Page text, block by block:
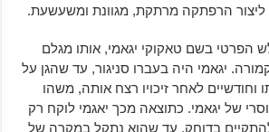
ליצור הרפתקה מרתקת, מגוונת ומשעשעת.
בשם טאקוקי יגאמי, אותו מגלם
יגאמי היה בעברו סניגור, עד שהגן על
לאחר זיכויו רצח אותה, משהו
של יגאמי. כתוצאה מכך יאגמי לוקח רק
בדוחק, עד שהוא נתקל במקרה של